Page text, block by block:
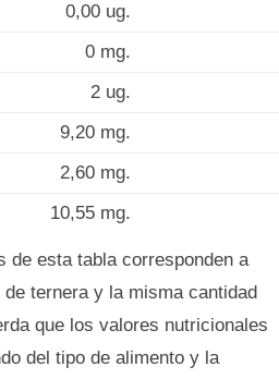
0,00 ug.
0 mg.
2 ug.
9,20 mg.
2,60 mg.
10,55 mg.
de esta tabla corresponden a
ternera y la misma cantidad
que los valores nutricionales
del tipo de alimento y la